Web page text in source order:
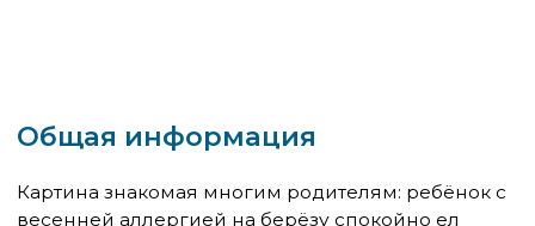
совершает эту «ошибку»
молекул — эпитопам. Проблема в том, что
одинаковые или очень похожие эпитопы